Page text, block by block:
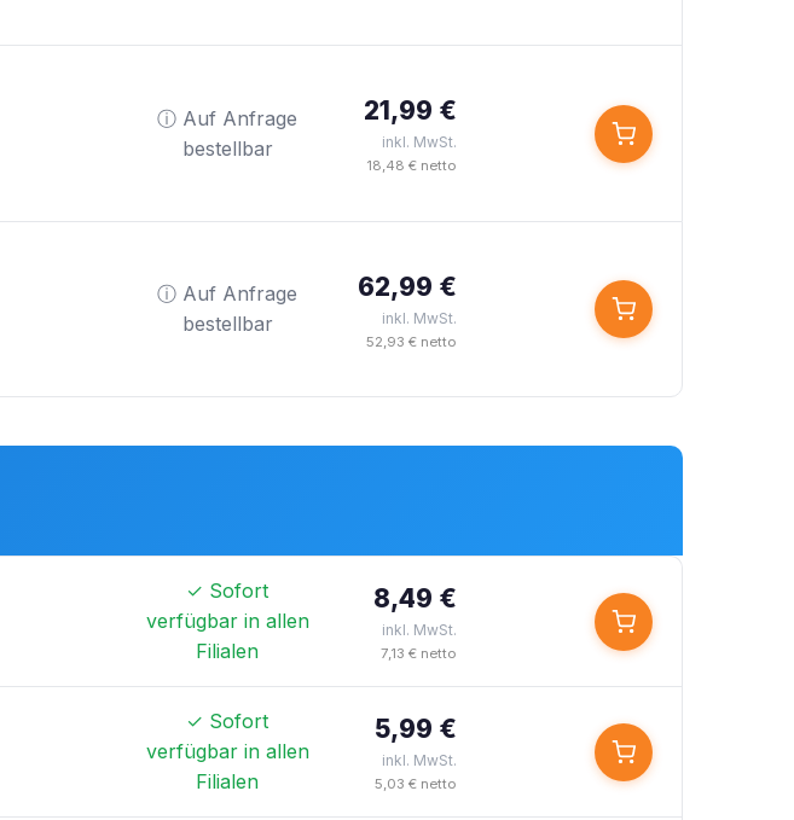
ⓘ Auf Anfrage
bestellbar
21,99 €
inkl. MwSt.
18,48 € netto
ⓘ Auf Anfrage
bestellbar
62,99 €
inkl. MwSt.
52,93 € netto
✓ Sofort
verfügbar in allen
Filialen
8,49 €
inkl. MwSt.
7,13 € netto
✓ Sofort
verfügbar in allen
Filialen
5,99 €
inkl. MwSt.
5,03 € netto